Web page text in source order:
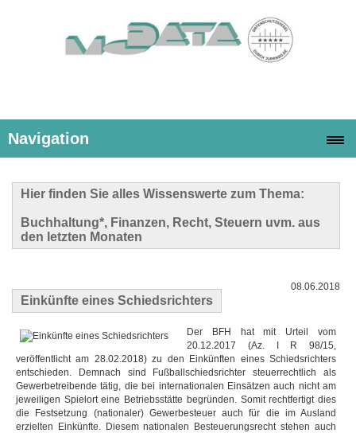
Navigation
Hier finden Sie alles Wissenswerte zum Thema:
Buchhaltung*, Finanzen, Recht, Steuern uvm. aus
den letzten Monaten
Einkünfte eines Schiedsrichters
08.06.2018
Der BFH hat mit Urteil vom
20.12.2017 (Az. I R 98/15,
veröffentlicht am 28.02.2018) zu den Einkünften eines Schiedsrichters
entschieden. Demnach sind Fußballschiedsrichter steuerrechtlich als
Gewerbetreibende tätig, die bei internationalen Einsätzen auch nicht am
jeweiligen Spielort eine Betriebsstätte begründen. Somit rechtfertigt dies
die Festsetzung (nationaler) Gewerbesteuer auch für die im Ausland
erzielten Einkünfte. Diesem nationalen Besteuerungsrecht stehen auch